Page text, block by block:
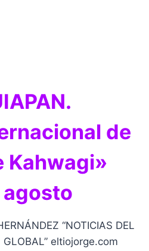
de
Kahwagi»
agosto
“NOTICIAS DEL
eltiojorge.com